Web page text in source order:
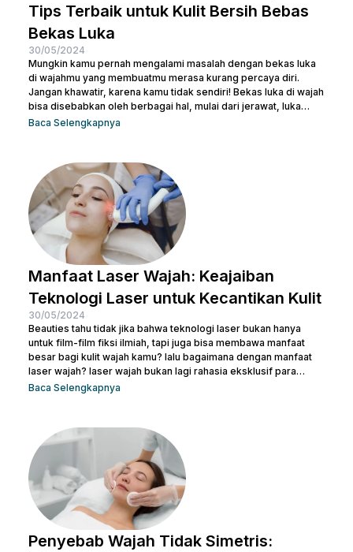
Tips Terbaik untuk Kulit Bersih Bebas
Bekas Luka
30/05/2024
Mungkin kamu pernah mengalami masalah dengan bekas luka
di wajahmu yang membuatmu merasa kurang percaya diri.
Jangan khawatir, karena kamu tidak sendiri! Bekas luka di wajah
bisa disebabkan oleh berbagai hal, mulai dari jerawat, luka
bakar, hingga bekas operasi. Ada banyak cara menghilangkan
beauties mengetahui cara terbaik menghilangkan bekas luka
agar kamu bisa kembali memiliki kulit yang mulus dan percaya...
Baca Selengkapnya
Manfaat Laser Wajah: Keajaiban
Teknologi Laser untuk Kecantikan Kulit
30/05/2024
Beauties tahu tidak jika bahwa teknologi laser bukan hanya
untuk film-film fiksi ilmiah, tapi juga bisa membawa manfaat
besar bagi kulit wajah kamu? lalu bagaimana dengan manfaat
laser wajah? laser wajah bukan lagi rahasia eksklusif para
selebriti atau ahli kecantikan. Ini adalah solusi modern yang
Jadi, jika kamu ingin memperbaiki tekstur kulit, menghilangkan
noda, atau meremajakan kulit tanpa harus melewati prosedur...
Baca Selengkapnya
Penyebab Wajah Tidak Simetris: